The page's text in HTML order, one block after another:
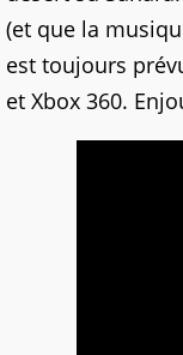
(et que la
est toujours
et Xbox 360.